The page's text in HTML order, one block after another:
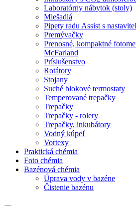
Laboratórny nábytok (stoly)
Miešadlá
Pipety radu Assist s
Premývačky
Prenosné, kompaktné
McFarland
Príslušenstvo
Rotátory
Stojany
Suché blokové termostaty
Temperované trepačky
Trepačky
Trepačky - rolery
Trepačky, inkubátory
Vodný kúpeľ
Vortexy
Praktická chémia
Foto chémia
Bazénová chémia
Úprava vody v bazéne
Čistenie bazénu